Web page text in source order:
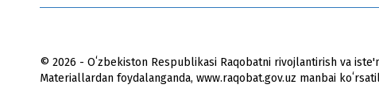
© 2026 - Oʻzbekiston Respublikasi Raqobatni rivojlantirish va
Materiallardan foydalanganda, www.raqobat.gov.uz manbai